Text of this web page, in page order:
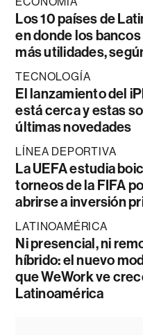
Los 10 países de
en donde los
más utilidades,
TECNOLOGÍA
El lanzamiento del
está cerca y estas
últimas novedades
LÍNEA DEPORTIVA
La UEFA estudia
torneos de la FIFA
abrirse a inversión
LATINOAMÉRICA
Ni presencial, ni
híbrido: el nuevo
que WeWork ve
Latinoamérica